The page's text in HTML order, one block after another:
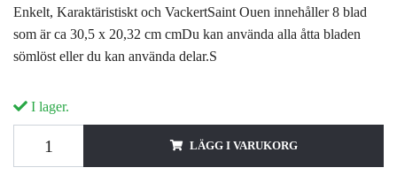
Enkelt, Karaktäristiskt och VackertSaint Ouen innehåller 8 blad
som är ca 30,5 x 20,32 cm cmDu kan använda alla åtta bladen
sömlöst eller du kan använda delar.S
I lager.
LÄGG I VARUKORG